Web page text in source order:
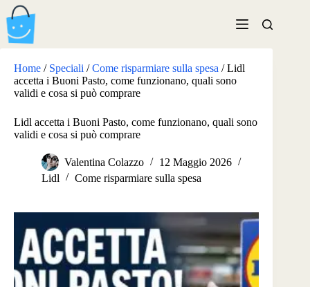
Salta
al
contenuto
Home / Speciali /Come risparmiare sulla spesa /Lidl
accetta i Buoni Pasto, come funzionano, quali sono
validi e cosa si può comprare
Lidl accetta i Buoni Pasto, come funzionano, quali sono
validi e cosa si può comprare
Valentina Colazzo
12 Maggio 2026
Lidl
Come risparmiare sulla spesa